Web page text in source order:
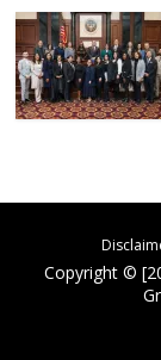
Copyright ©